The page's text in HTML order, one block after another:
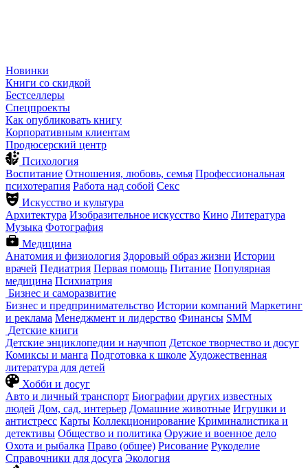
Новинки
Книги со скидкой
Бестселлеры
Спецпроекты
Как опубликовать книгу
Корпоративным клиентам
Продюсерский центр
Психология
Воспитание Отношения, любовь, семья Профессиональная
психотерапия Работа над собой Секс
Искусство и культура
Архитектура Изобразительное искусство Кино Литература
Музыка Фотография
Медицина
Анатомия и физиология Здоровый образ жизни Истории
врачей Педиатрия Первая помощь Питание Популярная
медицина Психиатрия
Бизнес и саморазвитие
Бизнес и предпринимательство Истории компаний Маркетинг
и реклама Менеджмент и лидерство Финансы SMM
Детские книги
Детские энциклопедии и научпоп Детское творчество и досуг
Комиксы и манга Подготовка к школе Художественная
литература для детей
Хобби и досуг
Авто и личный транспорт Биографии других известных
людей Дом, сад, интерьер Домашние животные Игрушки и
антистресс Карты Коллекционирование Криминалистика и
детективы Общество и политика Оружие и военное дело
Охота и рыбалка Право (общее) Рисование Рукоделие
Справочники для досуга Экология